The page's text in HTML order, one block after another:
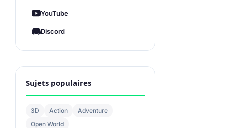
YouTube
Discord
Sujets populaires
3D Action
Adventure
Open World